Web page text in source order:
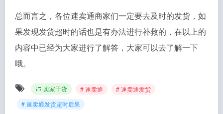
总而言之，各位速卖通商家们一定要去及时的发货，如
果发现发货超时的话也是有办法进行补救的，在以上的
内容中已经为大家进行了解答，大家可以去了解一下
哦。
卖家干货 # 速卖通
# 速卖通发货
# 速卖通发货超时后果